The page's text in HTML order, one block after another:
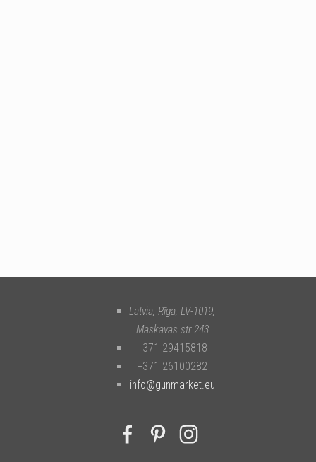
Latvia, Rīga, LV-1019,
Maskavas str.243
+371 29415818
+371 26100282
info@gunmarket.eu